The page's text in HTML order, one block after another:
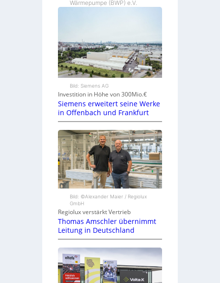
Wärmepumpe (BWP) e.V.
Bild: Siemens AG
Investition in Höhe von 300Mio.€
Siemens erweitert seine Werke
in Offenbach und Frankfurt
Bild: ©Alexander Maier / Regiolux
GmbH
Regiolux verstärkt Vertrieb
Thomas Amschler übernimmt
Leitung in Deutschland